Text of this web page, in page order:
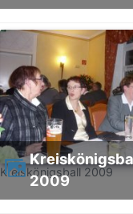
Kreiskönigsball 2009
Kreiskönigsball
2009